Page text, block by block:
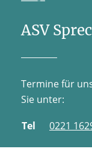
ASV
Termine für
Sie unter:
Tel
0221